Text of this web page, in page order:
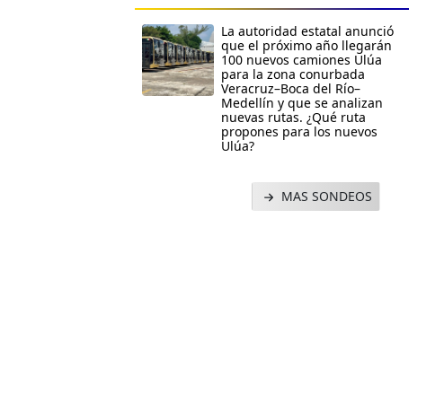
La autoridad estatal anunció
que el próximo año llegarán
100 nuevos camiones Ulúa
para la zona conurbada
Veracruz–Boca del Río–
Medellín y que se analizan
nuevas rutas. ¿Qué ruta
propones para los nuevos
Ulúa?
MAS SONDEOS